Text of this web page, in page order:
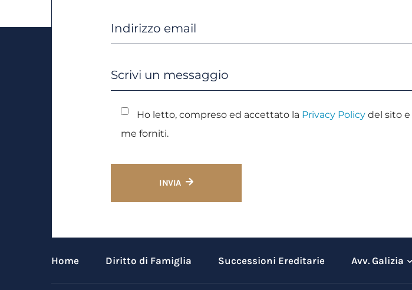
Ho letto, compreso ed accettato la Privacy Policy del sito
me forniti.
INVIA
Home Diritto di Famiglia Successioni Ereditarie Avv. Galizia